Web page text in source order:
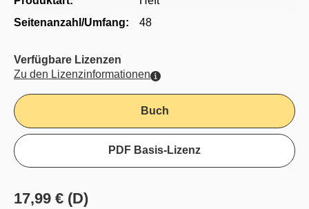
Seitenanzahl/Umfang:
48
Verfügbare Lizenzen
Zu den Lizenzinformationen
Buch
PDF Basis-Lizenz
17,99 € (D)